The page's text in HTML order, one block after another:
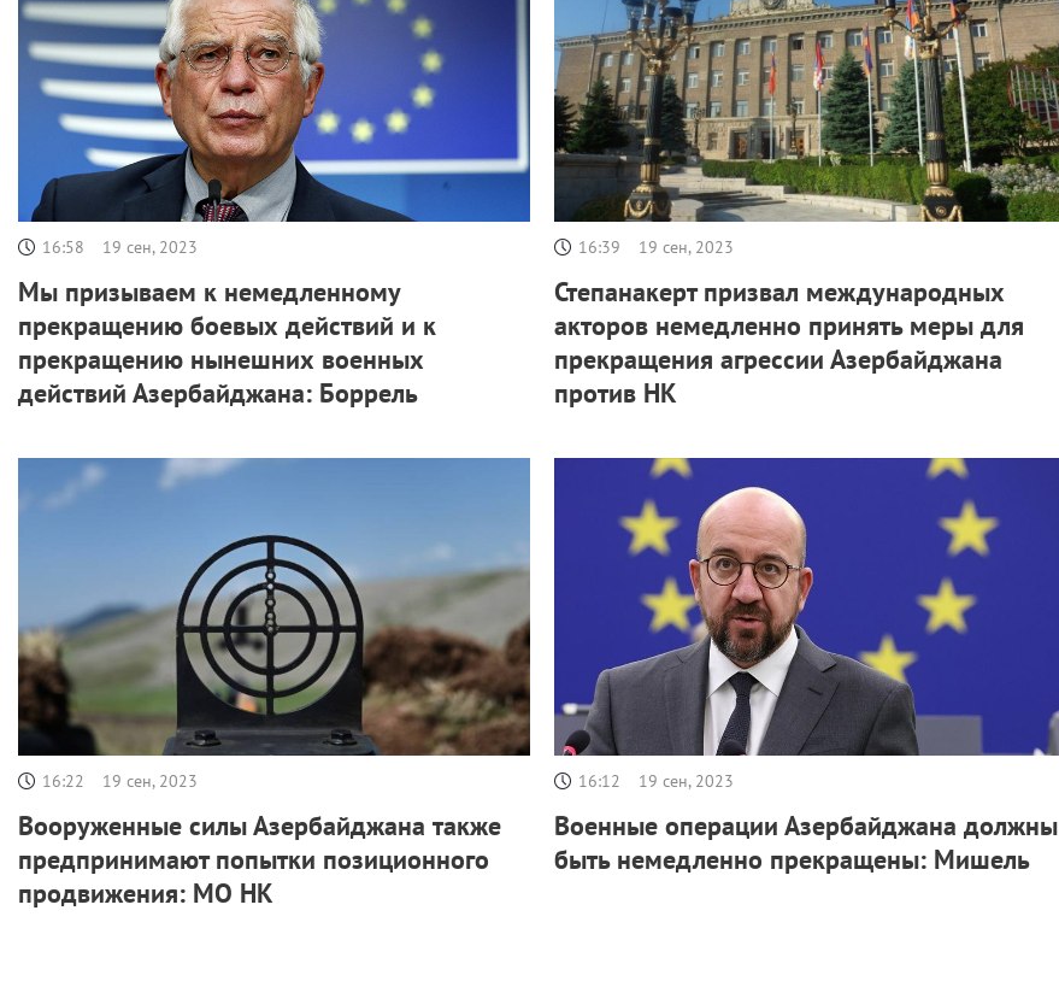
16:58 19 сен, 2023
Мы призываем к немедленному
прекращению боевых действий и к
прекращению нынешних военных
действий Азербайджана: Боррель
16:39 19 сен, 2023
Степанакерт призвал международных
акторов немедленно принять меры для
прекращения агрессии Азербайджана
против НК
16:22 19 сен, 2023
Вооруженные силы Азербайджана также
предпринимают попытки позиционного
продвижения: МО НК
16:12 19 сен, 2023
Военные операции Азербайджана должны
быть немедленно прекращены: Мишель